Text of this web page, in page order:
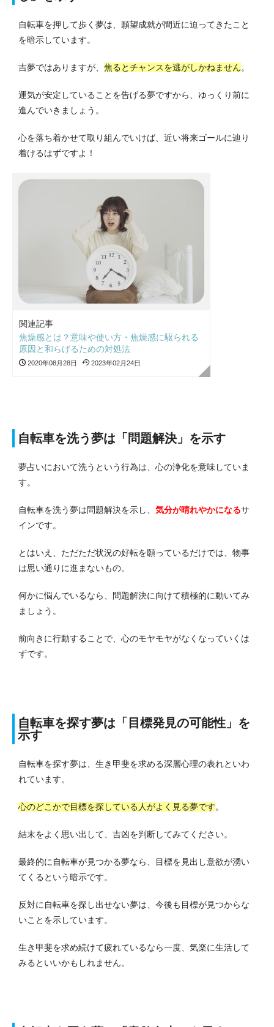
自転車を押して歩く夢は、願望成就が間近に迫ってきたこと
を暗示しています。
吉夢ではありますが、 焦るとチャンスを逃がしかねません。
運気が安定していることを告げる夢ですから、ゆっくり前に
進んでいきましょう。
心を落ち着かせて取り組んでいけば、近い将来ゴールに辿り
着けるはずですよ！
関連記事
焦燥感とは？意味や使い方・焦燥感に駆られる
原因と和らげるための対処法
2020年08月28日 2023年02月24日
自転車を洗う夢は「問題解決」を示す
夢占いにおいて洗うという行為は、心の浄化を意味していま
す。
自転車を洗う夢は問題解決を示し、 気分が晴れやかになるサ
インです。
とはいえ、ただただ状況の好転を願っているだけでは、物事
は思い通りに進まないもの。
何かに悩んでいるなら、問題解決に向けて積極的に動いてみ
ましょう。
前向きに行動することで、心のモヤモヤがなくなっていくは
ずです。
自転車を探す夢は「目標発見の可能性」を
示す
自転車を探す夢は、生き甲斐を求める深層心理の表れといわ
れています。
心のどこかで目標を探している人がよく見る夢です。
結末をよく思い出して、吉凶を判断してみてください。
最終的に自転車が見つかる夢なら、目標を見出し意欲が湧い
てくるという暗示です。
反対に自転車を探し出せない夢は、今後も目標が見つからな
いことを示しています。
生き甲斐を求め続けて疲れているなら一度、気楽に生活して
みるといいかもしれません。